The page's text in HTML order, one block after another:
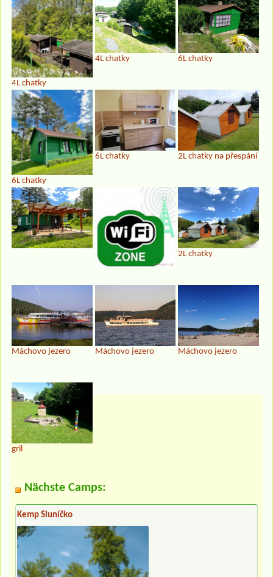
4L chatky
4L chatky 6L chatky
6L chatky
6L chatky 2L chatky na přespání
2L chatky
Máchovo jezero Máchovo jezero Máchovo jezero
gril
Nächste Camps:
Kemp Sluníčko